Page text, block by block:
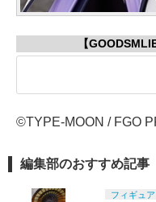
【
©TYPE-MOON / FGO
編集部のおすすめ記事
フィギュア